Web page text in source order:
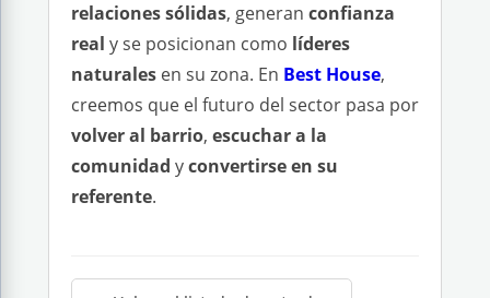
relaciones sólidas, generan confianza
real y se posicionan como líderes
naturales en su zona. En Best House,
creemos que el futuro del sector pasa por
volver al barrio, escuchar a la
comunidad yconvertirse en su
referente.